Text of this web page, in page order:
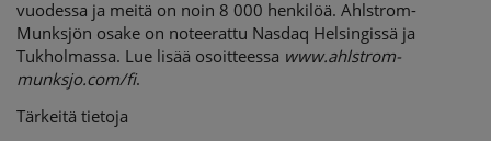
vuodessa ja meitä on noin 8 000 henkilöä. Ahlstrom-
Munksjön osake on noteerattu Nasdaq Helsingissä ja
Tukholmassa. Lue lisää osoitteessa www.ahlstrom-
munksjo.com/fi.
Tärkeitä tietoja